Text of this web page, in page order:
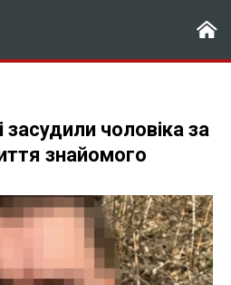
чоловіка за
знайомого